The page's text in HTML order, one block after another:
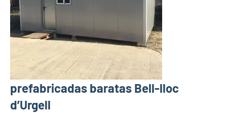
prefabricadas baratas Bell-lloc
d’Urgell